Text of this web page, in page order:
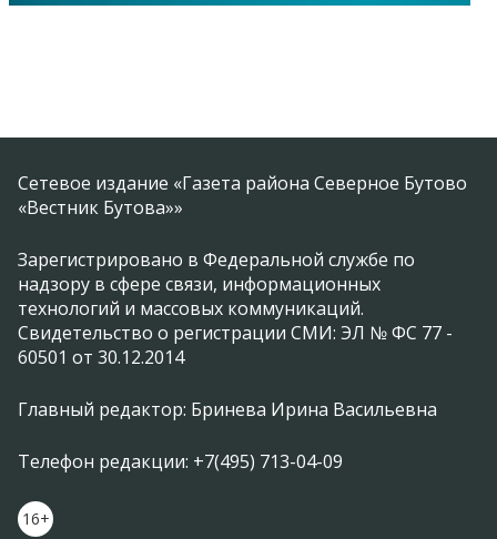
Сетевое издание «Газета района Северное Бутово
«Вестник Бутова»»
Зарегистрировано в Федеральной службе по
надзору в сфере связи, информационных
технологий и массовых коммуникаций.
Свидетельство о регистрации СМИ: ЭЛ № ФС 77 -
60501 от 30.12.2014
Главный редактор: Бринева Ирина Васильевна
Телефон редакции: +7(495) 713-04-09
16+